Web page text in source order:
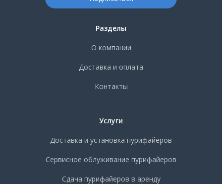
Разделы
О компании
Доставка и оплата
Контакты
Услуги
Доставка и установка пурифайеров
Сервисное облуживание пурифайеров
Сдача пурифайеров в аренду